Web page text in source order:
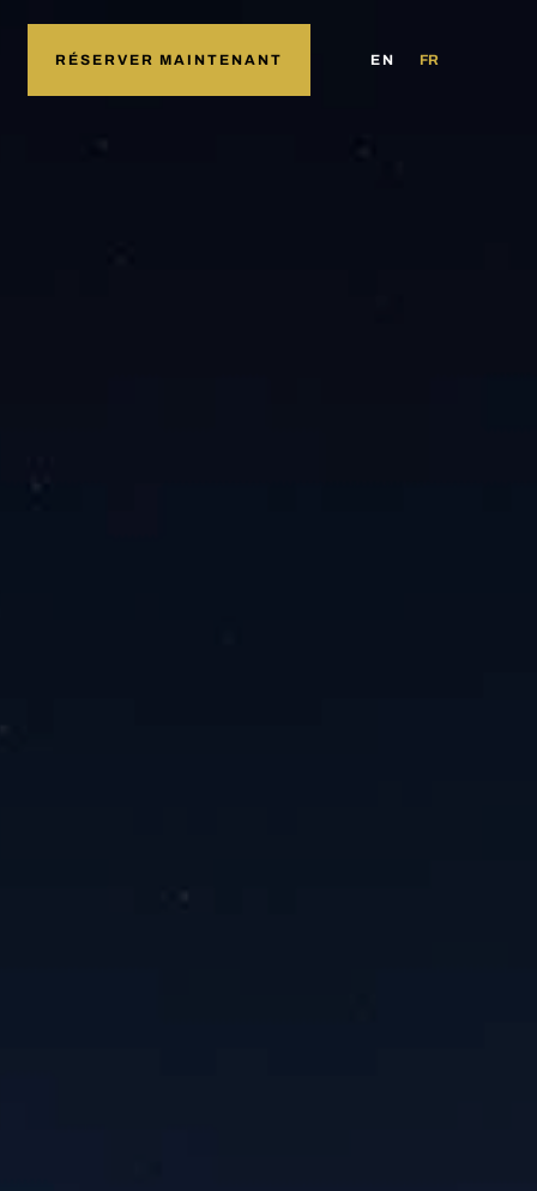
RÉSERVER MAINTENANT EN FR